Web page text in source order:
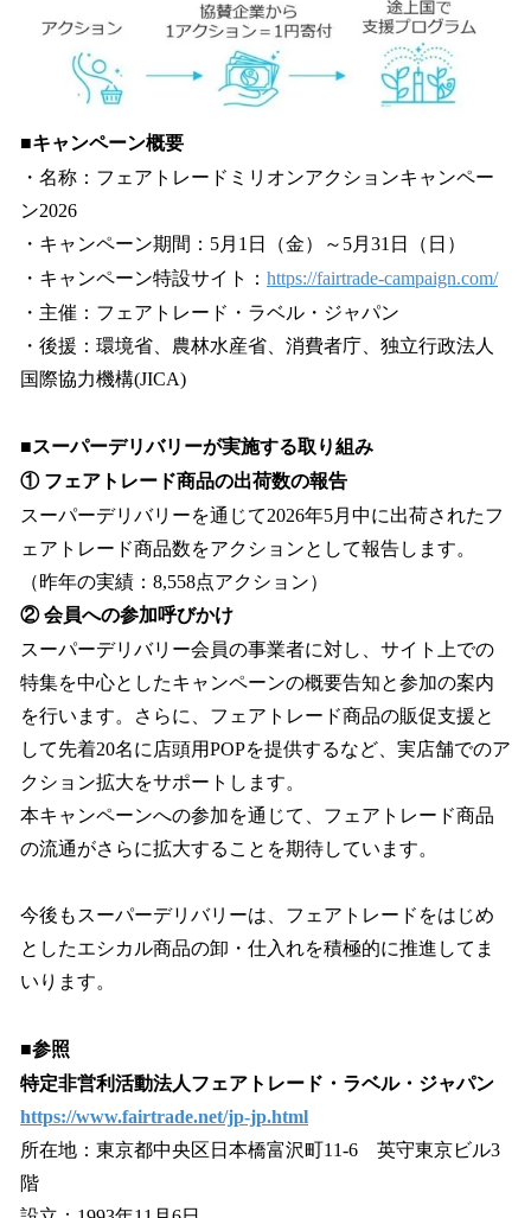
■キャンペーン概要
・名称：フェアトレードミリオンアクションキャンペー
ン2026
・キャンペーン期間：5月1日（金）～5月31日（日）
・キャンペーン特設サイト： https://fairtrade-campaign.com/
・主催：フェアトレード・ラベル・ジャパン
・後援：環境省、農林水産省、消費者庁、独立行政法人
国際協力機構(JICA)
■スーパーデリバリーが実施する取り組み
① フェアトレード商品の出荷数の報告
スーパーデリバリーを通じて2026年5月中に出荷されたフ
ェアトレード商品数をアクションとして報告します。
（昨年の実績：8,558点アクション）
② 会員への参加呼びかけ
スーパーデリバリー会員の事業者に対し、サイト上での
特集を中心としたキャンペーンの概要告知と参加の案内
を行います。さらに、フェアトレード商品の販促支援と
して先着20名に店頭用POPを提供するなど、実店舗でのア
クション拡大をサポートします。
本キャンペーンへの参加を通じて、フェアトレード商品
の流通がさらに拡大することを期待しています。
今後もスーパーデリバリーは、フェアトレードをはじめ
としたエシカル商品の卸・仕入れを積極的に推進してま
いります。
■参照
特定非営利活動法人フェアトレード・ラベル・ジャパン
https://www.fairtrade.net/jp-jp.html
所在地：東京都中央区日本橋富沢町11-6 英守東京ビル3
階